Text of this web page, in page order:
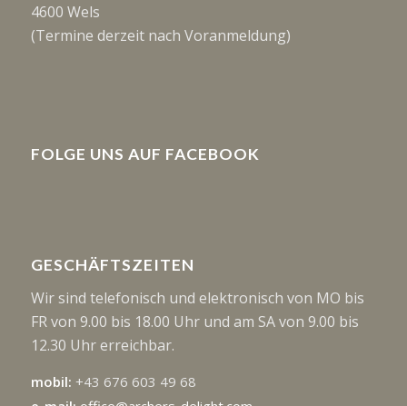
4600 Wels
(Termine derzeit nach Voranmeldung)
FOLGE UNS AUF FACEBOOK
GESCHÄFTSZEITEN
Wir sind telefonisch und elektronisch von MO bis
FR von 9.00 bis 18.00 Uhr und am SA von 9.00 bis
12.30 Uhr erreichbar.
mobil: +43 676 603 49 68